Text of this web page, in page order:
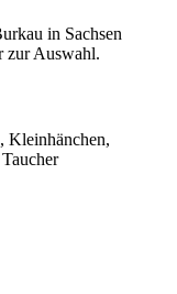
in Sachsen
zur Auswahl.
Kleinhänchen,